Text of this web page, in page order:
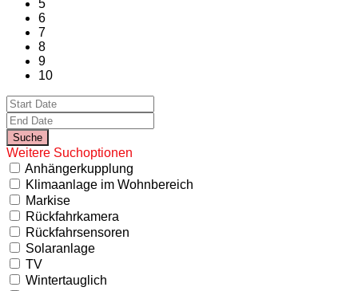
5
6
7
8
9
10
Weitere Suchoptionen
Anhängerkupplung
Klimaanlage im Wohnbereich
Markise
Rückfahrkamera
Rückfahrsensoren
Solaranlage
TV
Wintertauglich